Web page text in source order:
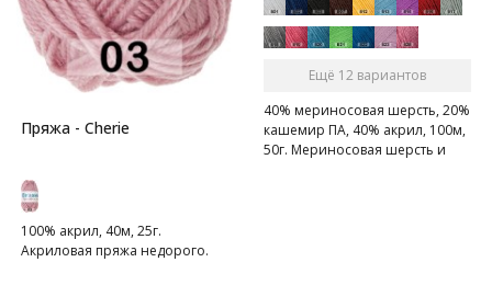
Пряжа - Cherie
100% акрил, 40м, 25г.
Акриловая пряжа недорого.
Ещё 12 вариантов
40% мериносовая шерсть, 20%
кашемир ПА, 40% акрил, 100м,
50г. Мериносовая шерсть и